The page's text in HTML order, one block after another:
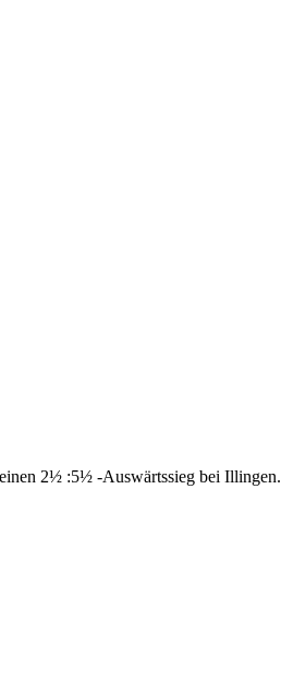
2½ :5½ -Auswärtssieg bei Illingen.